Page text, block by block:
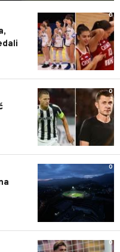
0
0
0
0